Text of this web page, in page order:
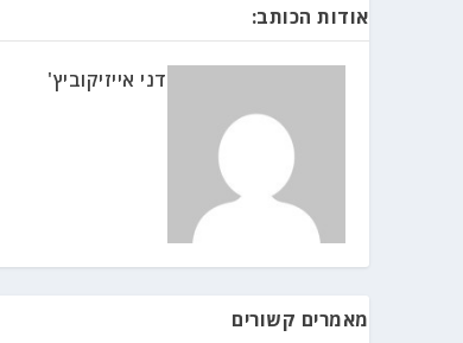
אודות הכותב:
דני אייזיקוביץ'
מאמרים קשורים